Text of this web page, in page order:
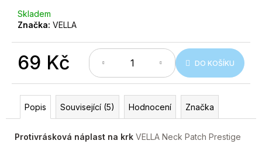
Skladem
Značka: VELLA
69 Kč DO KOŠÍKU
Popis Související (5) Hodnocení Značka
Protivrásková náplast na krk VELLA Neck Patch Prestige
e